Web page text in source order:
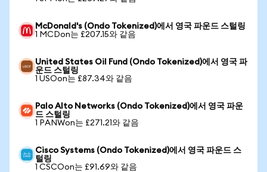
McDonald's (Ondo Tokenized)에서 영국 파운드 스털링
1 MCDon는 £207.15와 같음
United States Oil Fund (Ondo Tokenized)에서 영국 파
운드 스털링
1 USOon는 £87.34와 같음
Palo Alto Networks (Ondo Tokenized)에서 영국 파운
드 스털링
1 PANWon는 £271.21와 같음
Cisco Systems (Ondo Tokenized)에서 영국 파운드 스
털링
1 CSCOon는 £91.69와 같음